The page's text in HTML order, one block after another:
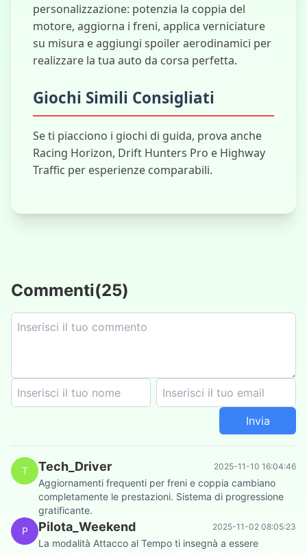
personalizzazione: potenzia la coppia del
motore, aggiorna i freni, applica verniciature
su misura e aggiungi spoiler aerodinamici per
realizzare la tua auto da corsa perfetta.
Giochi Simili Consigliati
Se ti piacciono i giochi di guida, prova anche
Racing Horizon, Drift Hunters Pro e Highway
Traffic per esperienze comparabili.
Commenti(25)
Invia
T Tech_Driver 2025-11-10 16:04:46
Aggiornamenti frequenti per freni e coppia cambiano
completamente le prestazioni. Sistema di progressione
gratificante.
P
Pilota_Weekend 2025-11-02 08:05:23
La modalità Attacco al Tempo ti insegnà a essere